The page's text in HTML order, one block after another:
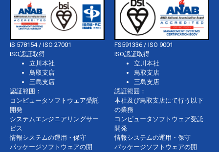
IS 578154 / ISO 27001
ISO認証取得
立川本社
鳥取支店
三島支店
認証範囲：
コンピュータソフトウェア受託
開発
システムエンジニアリングサー
ビス
情報システムの運用・保守
パッケージソフトウェアの開
FS591336 / ISO 9001
ISO認証取得
立川本社
鳥取支店
三島支店
認証範囲：
本社及び鳥取支店にて行う以下
の業務
コンピュータソフトウェア受託
開発
情報システムの運用・保守
パッケージソフトウェアの開